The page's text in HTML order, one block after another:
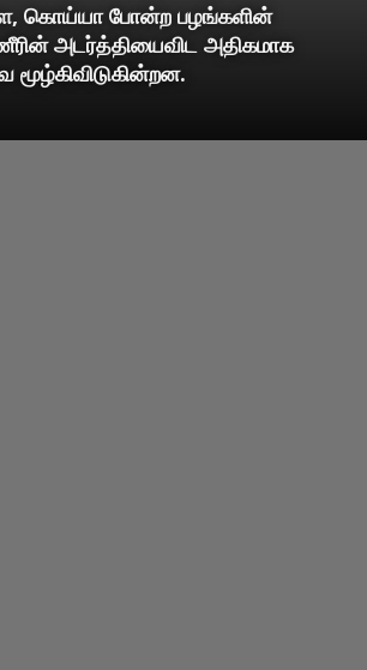
கொய்யா போன்ற பழங்களின்
அடர்த்தியைவிட அதிகமாக